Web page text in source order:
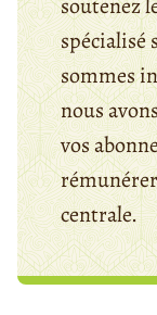
soutenez
spécialisé
sommes
nous
vos
centrale.